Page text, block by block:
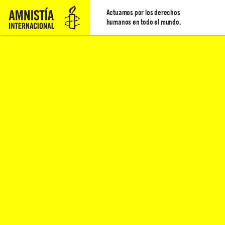
Actuamos por los derechos
humanos en todo el mundo.